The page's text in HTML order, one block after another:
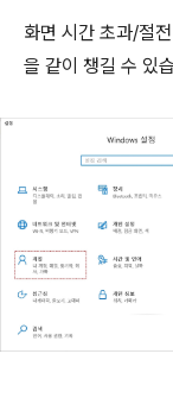
화면 시간 초과/절
을 같이 챙길 수 있